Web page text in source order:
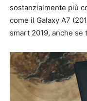
sostanzialmente più
come il Galaxy A7
smart 2019, anche